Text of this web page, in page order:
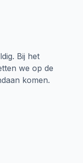
Bij het
we op de
komen.